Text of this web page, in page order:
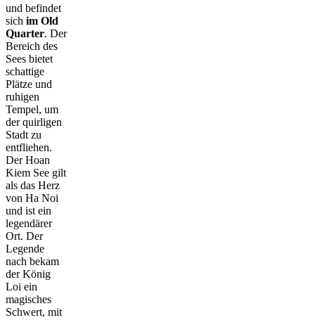
und befindet
sich im Old
Quarter. Der
Bereich des
Sees bietet
schattige
Plätze und
ruhigen
Tempel, um
der quirligen
Stadt zu
entfliehen.
Der Hoan
Kiem See gilt
als das Herz
von Ha Noi
und ist ein
legendärer
Ort. Der
Legende
nach bekam
der König
Loi ein
magisches
Schwert, mit